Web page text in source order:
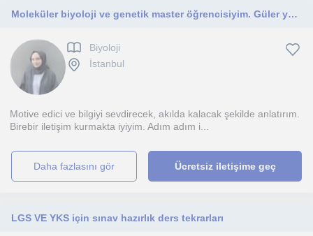
Moleküler biyoloji ve genetik master öğrencisiyim. Güler yüzlü, dinamik, öğretmeyi seven ve motive ediciyim. Her yaş grubuna uygun
Biyoloji
İstanbul
Motive edici ve bilgiyi sevdirecek, akılda kalacak şekilde anlatırım.
Birebir iletişim kurmakta iyiyim. Adım adım i...
daha fazlasını gör Ücretsiz iletişime geç
LGS VE YKS için sınav hazırlık ders tekrarları